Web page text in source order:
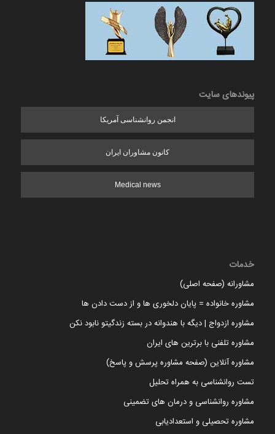
پیوندهای سایت
انجمن روانشناسی آمریکا
کانون مشاوران ایران
Medical news
خدمات
مشاورانه (صفحه اصلی)
مشاوره خانواده = پایان دلخوری ها و از دست دادن ها
مشاوره ازدواج | دیگه با هندوانه در بسته زندگیتو نابود نکن
مشاوره تلفنی با برترین های ایران
مشاوره آنلاین (صفحه مشاوره پرسش و پاسخ)
تست روانشناسی به همراه تحلیل
مشاوره روانشناسی و درمان های تضمینی
مشاوره تحصیلی و استعدادیابی